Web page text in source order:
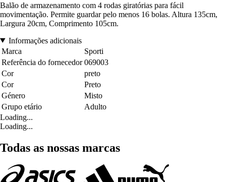
Balão de armazenamento com 4 rodas giratórias para fácil
movimentação. Permite guardar pelo menos 16 bolas. Altura 135cm,
Largura 20cm, Comprimento 105cm.
Informações adicionais
Marca
Sporti
Referência do fornecedor 069003
Cor
preto
Cor
Preto
Género
Misto
Grupo etário
Adulto
Loading...
Loading...
Todas as nossas marcas